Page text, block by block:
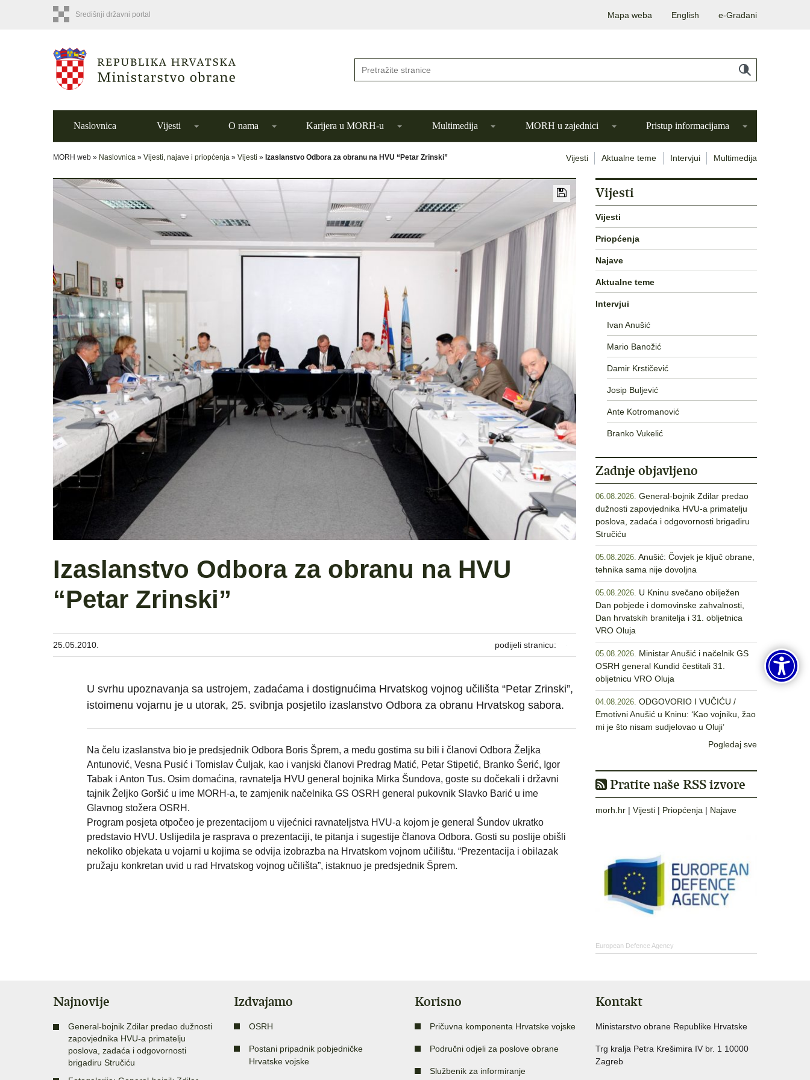
Središnji državni portal Mapa weba English e-Građani
Naslovnica Vijesti O nama Karijera u MORH-u Multimedija MORH u zajednici Pristup informacijama
MORH web » Naslovnica » Vijesti, najave i priopćenja » Vijesti » Izaslanstvo Odbora za obranu na HVU “Petar Zrinski” Vijesti Aktualne teme Intervjui Multimedija
Izaslanstvo Odbora za obranu na HVU
“Petar Zrinski”
25.05.2010. podijeli stranicu:
U svrhu upoznavanja sa ustrojem, zadaćama i dostignućima Hrvatskog vojnog učilišta “Petar Zrinski”,
istoimenu vojarnu je u utorak, 25. svibnja posjetilo izaslanstvo Odbora za obranu Hrvatskog sabora.
Na čelu izaslanstva bio je predsjednik Odbora Boris Šprem, a među gostima su bili i članovi Odbora Željka
Antunović, Vesna Pusić i Tomislav Čuljak, kao i vanjski članovi Predrag Matić, Petar Stipetić, Branko Šerić, Igor
Tabak i Anton Tus. Osim domaćina, ravnatelja HVU general bojnika Mirka Šundova, goste su dočekali i državni
tajnik Željko Goršić u ime MORH-a, te zamjenik načelnika GS OSRH general pukovnik Slavko Barić u ime
Glavnog stožera OSRH.
Program posjeta otpočeo je prezentacijom u vijećnici ravnateljstva HVU-a kojom je general Šundov ukratko
predstavio HVU. Uslijedila je rasprava o prezentaciji, te pitanja i sugestije članova Odbora. Gosti su poslije obišli
nekoliko objekata u vojarni u kojima se odvija izobrazba na Hrvatskom vojnom učilištu. “Prezentacija i obilazak
pružaju konkretan uvid u rad Hrvatskog vojnog učilišta”, istaknuo je predsjednik Šprem.
Vijesti
Vijesti
Priopćenja
Najave
Aktualne teme
Intervjui
Ivan Anušić
Mario Banožić
Damir Krstičević
Josip Buljević
Ante Kotromanović
Branko Vukelić
Zadnje objavljeno
06.08.2026. General-bojnik Zdilar predao
dužnosti zapovjednika HVU-a primatelju
poslova, zadaća i odgovornosti brigadiru
Stručiću
05.08.2026. Anušić: Čovjek je ključ obrane,
tehnika sama nije dovoljna
05.08.2026. U Kninu svečano obilježen
Dan pobjede i domovinske zahvalnosti,
Dan hrvatskih branitelja i 31. obljetnica
VRO Oluja
05.08.2026. Ministar Anušić i načelnik GS
OSRH general Kundid čestitali 31.
obljetnicu VRO Oluja
04.08.2026. ODGOVORIO I VUČIĆU /
Emotivni Anušić u Kninu: ‘Kao vojniku, žao
mi je što nisam sudjelovao u Oluji’
Pogledaj sve
Pratite naše RSS izvore
morh.hr | Vijesti | Priopćenja | Najave
European Defence Agency
Najnovije
General-bojnik Zdilar predao dužnosti
zapovjednika HVU-a primatelju
poslova, zadaća i odgovornosti
brigadiru Stručiću
Izdvajamo
OSRH
Postani pripadnik pobjedničke
Hrvatske vojske
Korisno
Pričuvna komponenta Hrvatske vojske
Područni odjeli za poslove obrane
Službenik za informiranje
Kontakt
Ministarstvo obrane Republike Hrvatske
Trg kralja Petra Krešimira IV br. 1 10000
Zagreb